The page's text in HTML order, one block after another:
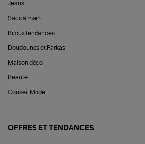
Jeans
Sacs à main
Bijoux tendances
Doudounes et Parkas
Maison déco
Beauté
Conseil Mode
OFFRES ET TENDANCES